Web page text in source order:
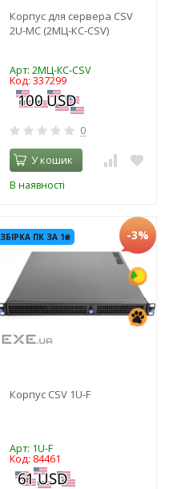
Корпус для сервера CSV
2U-MC (2МЦ-КС-CSV)
Арт: 2МЦ-КС-CSV
Код: 337299
0
У кошик
В наявності
ЗБІРКА ПК ЗА 1₴ -3%
Корпус CSV 1U-F
Арт: 1U-F
Код: 84461